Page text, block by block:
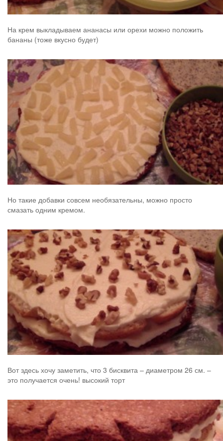
На крем выкладываем ананасы или орехи можно положить
бананы (тоже вкусно будет)
Но такие добавки совсем необязательны, можно просто
смазать одним кремом.
Вот здесь хочу заметить, что 3 бисквита – диаметром 26 см. –
это получается очень! высокий торт